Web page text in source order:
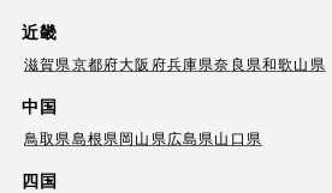
近畿
滋賀県京都府大阪府兵庫県奈良県和歌山県
中国
鳥取県島根県岡山県広島県山口県
四国